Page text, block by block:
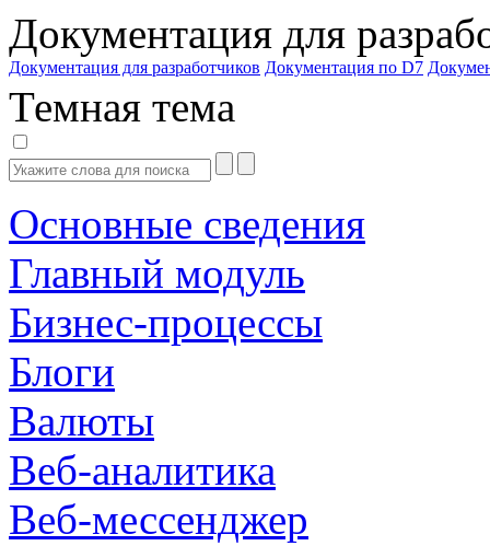
Документация для
Документация для разработчиков Документация по D7
Темная тема
Основные сведения
Главный модуль
Бизнес-процессы
Блоги
Валюты
Веб-аналитика
Веб-мессенджер